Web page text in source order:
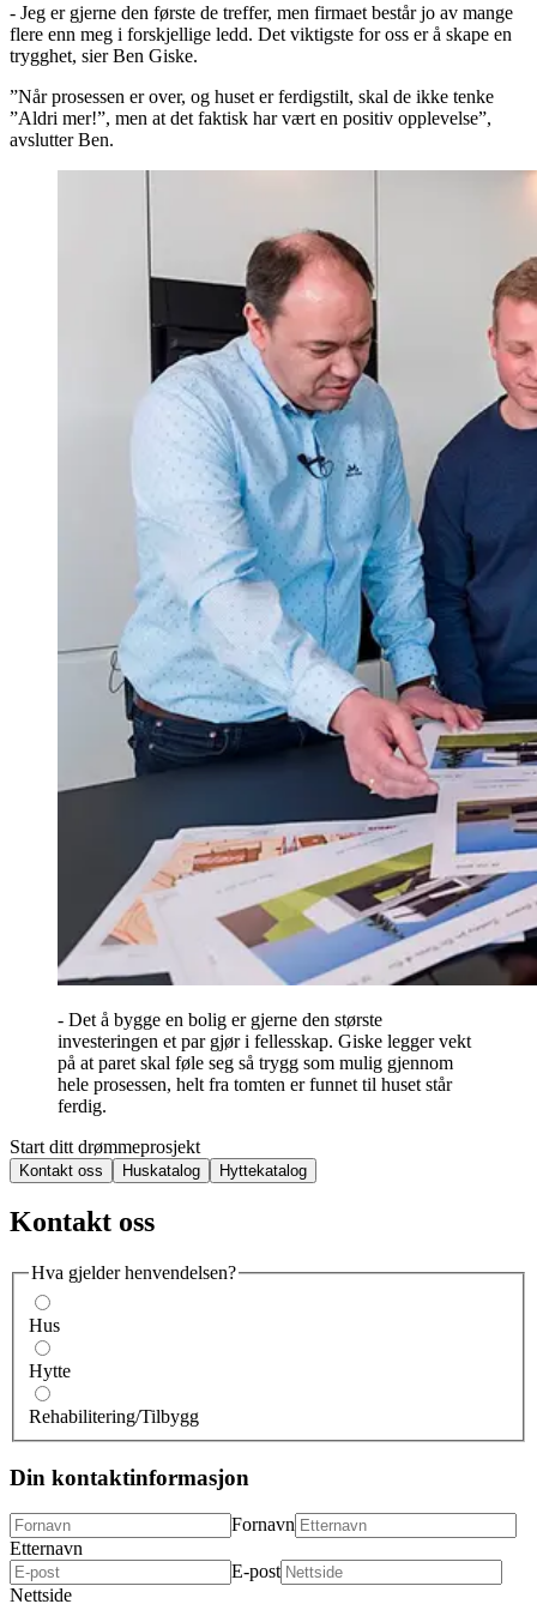
- Jeg er gjerne den første de treffer, men firmaet består jo av mange
flere enn meg i forskjellige ledd. Det viktigste for oss er å skape en
trygghet, sier Ben Giske.
”Når prosessen er over, og huset er ferdigstilt, skal de ikke tenke
”Aldri mer!”, men at det faktisk har vært en positiv opplevelse”,
avslutter Ben.
- Det å bygge en bolig er gjerne den største
investeringen et par gjør i fellesskap. Giske legger vekt
på at paret skal føle seg så trygg som mulig gjennom
hele prosessen, helt fra tomten er funnet til huset står
ferdig.
Start ditt drømmeprosjekt
Kontakt oss Huskatalog Hyttekatalog
Kontakt oss
Hva gjelder henvendelsen?
Hus
Hytte
Rehabilitering/Tilbygg
Din kontaktinformasjon
Fornavn
Etternavn
E-post
Nettside